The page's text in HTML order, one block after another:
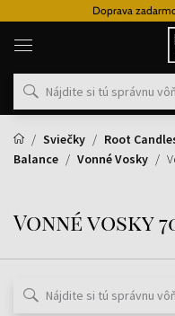
Doprava
na
Sviečky
Root
Balance
Vonné Vosky
Vonné vosky